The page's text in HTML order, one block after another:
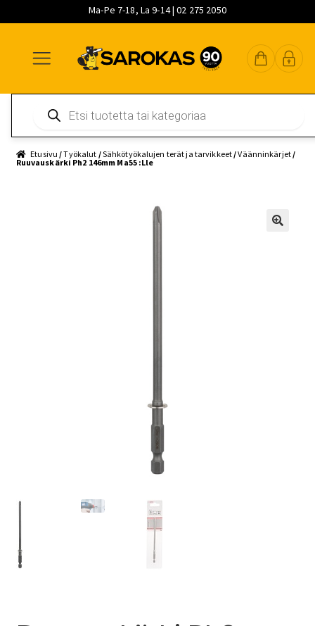
Ma-Pe 7-18, La 9-14 | 02 275 2050
navigointiin
sisältöön
pääsisältöön
search
Etusivu /Työkalut /Sähkötyökalujen terät ja tarvikkeet /Väänninkärjet/
Ruuvauskärki Ph2 146mm Ma55 :Lle